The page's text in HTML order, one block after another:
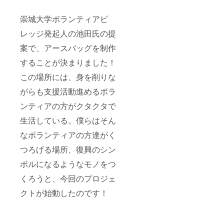
崇城大学ボランティアビ
レッジ発起人の池田氏の提
案で、アースバッグを制作
することが決まりました！
この場所には、身を削りな
がらも支援活動進めるボラ
ンティアの方がクタクタで
生活している。僕らはそん
なボランティアの方達がく
つろげる場所、復興のシン
ボルになるようなモノをつ
くろうと、今回のプロジェ
クトが始動したのです！